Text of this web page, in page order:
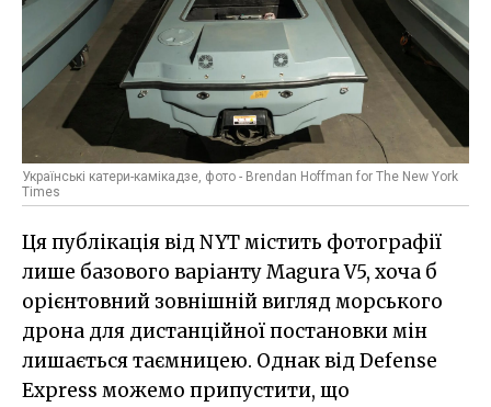
Українські катери-камікадзе, фото - Brendan Hoffman for The New York
Times
Ця публікація від NYT містить фотографії
лише базового варіанту Magura V5, хоча б
орієнтовний зовнішній вигляд морського
дрона для дистанційної постановки мін
лишається таємницею. Однак від Defense
Express можемо припустити, що